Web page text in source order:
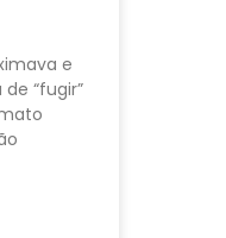
e
“fugir”